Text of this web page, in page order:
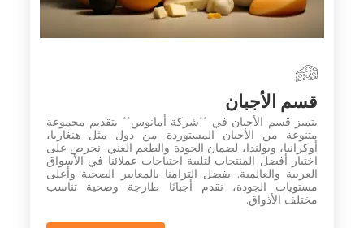
قسم الأجبان
يتميز قسم الأجبان في **شركة أمانوس** بتقديم مجموعة
متنوعة من الأجبان المستوردة من دول مثل هنغاريا،
أوكرانيا، وبولندا، لضمان الجودة والطعم الغني. نحرص على
اختيار أفضل المنتجات لتلبية احتياجات عملائنا في الأسواق
العربية والعالمية. بفضل التزامنا بالمعايير الصحية وأعلى
مستويات الجودة، نقدم أجبانًا طازجة وصحية تناسب
مختلف الأذواق.